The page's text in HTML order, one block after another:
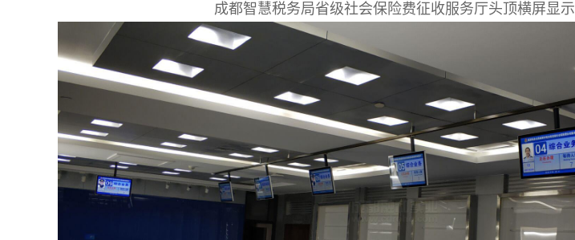
成都智慧税务局省级社会保险费征收服务厅头顶横屏显示